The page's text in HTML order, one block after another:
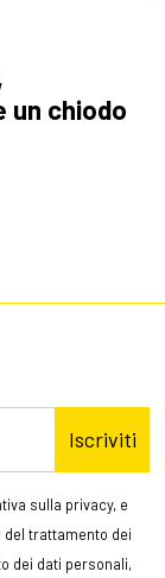
un chiodo
Iscriviti
sulla privacy, e
del trattamento dei
dei dati personali,